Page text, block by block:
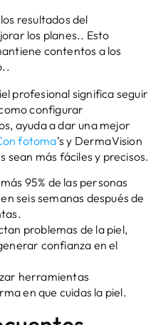
resultados del
los planes.. Esto
contentos a los
profesional significa seguir
configurar
ayuda a dar una mejor
fotoma’s y DermaVision
sean más fáciles y precisos.
95% de las personas
seis semanas después de
problemas de la piel,
confianza en el
herramientas
en que cuidas la piel.